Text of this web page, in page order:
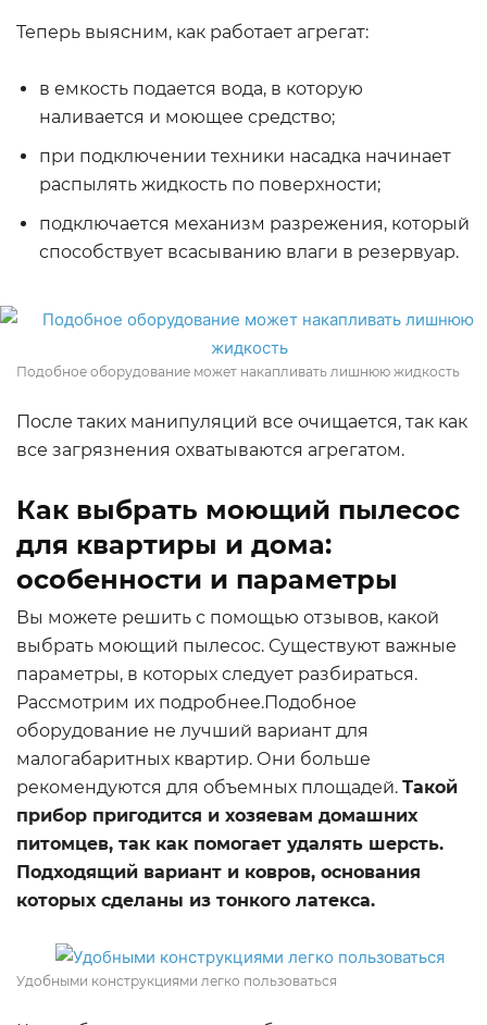
Теперь выясним, как работает агрегат:
в емкость подается вода, в которую
наливается и моющее средство;
при подключении техники насадка начинает
распылять жидкость по поверхности;
подключается механизм разрежения, который
способствует всасыванию влаги в резервуар.
Подобное оборудование может накапливать лишнюю жидкость
После таких манипуляций все очищается, так как
все загрязнения охватываются агрегатом.
Как выбрать моющий пылесос
для квартиры и дома:
особенности и параметры
Вы можете решить с помощью отзывов, какой
выбрать моющий пылесос. Существуют важные
параметры, в которых следует разбираться.
Рассмотрим их подробнее.Подобное
оборудование не лучший вариант для
малогабаритных квартир. Они больше
рекомендуются для объемных площадей. Такой
прибор пригодится и хозяевам домашних
питомцев, так как помогает удалять шерсть.
Подходящий вариант и ковров, основания
которых сделаны из тонкого латекса.
Удобными конструкциями легко пользоваться